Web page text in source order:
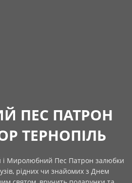
ПЕС ПАТРОН
ТЕРНОПІЛЬ
і Миролюбний Пес Патрон залюбки
рідних чи знайомих з Днем